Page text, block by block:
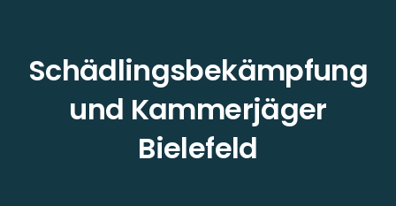
Schädlingsbekämpfung
und Kammerjäger
Bielefeld